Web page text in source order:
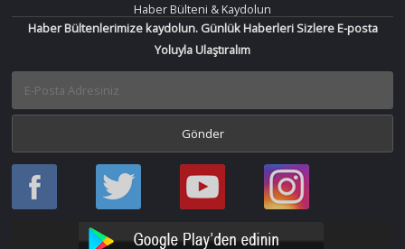
Haber Bülteni & Kaydolun
Haber Bültenlerimize kaydolun. Günlük Haberleri Sizlere E-posta
Yoluyla Ulaştıralım
Haber
Oku
Haber
Oku
Bir
Haber
YouTube
Bir
Haber
Instagram